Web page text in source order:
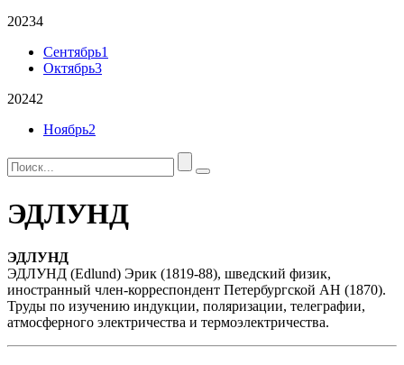
20234
Сентябрь1
Октябрь3
20242
Ноябрь2
ЭДЛУНД
ЭДЛУНД
ЭДЛУНД (Edlund) Эрик (1819-88), шведский физик,
иностранный член-корреспондент Петербургской АН (1870).
Труды по изучению индукции, поляризации, телеграфии,
атмосферного электричества и термоэлектричества.